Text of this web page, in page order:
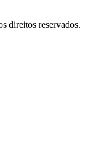
direitos reservados.